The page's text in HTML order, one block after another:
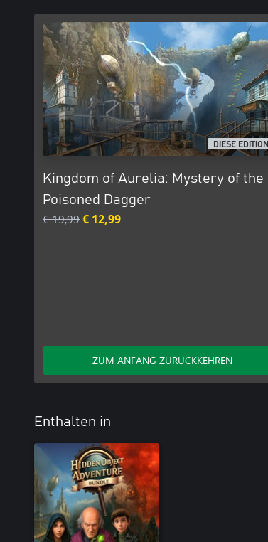
DIESE EDITION
Kingdom of Aurelia: Mystery of the
Poisoned Dagger
€ 19,99€ 12,99
ZUM ANFANG ZURÜCKKEHREN
Enthalten in